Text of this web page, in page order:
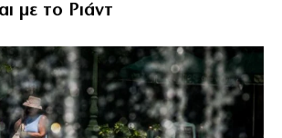
με το Ριάντ